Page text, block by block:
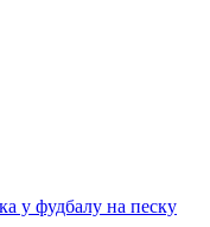
у фудбалу на песку